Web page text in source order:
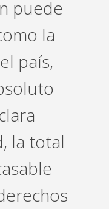
puede
la
país,
la total